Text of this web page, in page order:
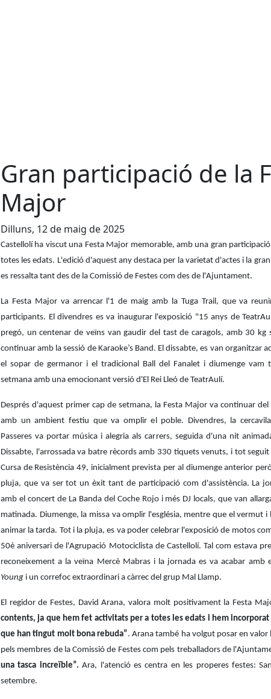
Gran participació de la
Major
Dilluns, 12 de maig de 2025
Castellolí ha viscut una Festa Major memorable, amb una gran
totes les edats. L'edició d'aquest any destaca per la varietat d'actes i la
es ressalta tant des de la Comissió de Festes com des de l'Ajuntament.
La Festa Major va arrencar l'1 de maig amb la Tuga Trail, que va
participants. El divendres es va inaugurar l'exposició "15 anys de
pregó, un centenar de veïns van gaudir del tast de caragols, amb 30 kg
continuar amb la sessió de Karaoke’s Band. El dissabte, es van organitzar
el sopar de germanor i el tradicional Ball del Fanalet i diumenge vam
setmana amb una emocionant versió d'El Rei Lleó de TeatrAulí.
Després d'aquest primer cap de setmana, la Festa Major va continuar
amb un ambient festiu que va omplir el poble. Divendres, la cercavila
Passeres va portar música i alegria als carrers, seguida d'una nit
Dissabte, l'arrossada va batre rècords amb 330 tiquets venuts, i tot seguit
Cursa de Resistència 49, inicialment prevista per al diumenge anterior
pluja, que va ser tot un èxit tant de participació com d'assistència. La
amb el concert de La Banda del Coche Rojo i més DJ locals, que van
matinada. Diumenge, la missa va omplir l'església, mentre que el vermut i
animar la tarda. Tot i la pluja, es va poder celebrar l'exposició de motos
50è aniversari de l'Agrupació Motociclista de Castellolí. Tal com estava
reconeixement a la veïna Mercè Mabras i la jornada es va acabar amb
Young i un correfoc extraordinari a càrrec del grup Mal Llamp.
El regidor de Festes, David Arana, valora molt positivament la Festa
contents, ja que hem fet activitats per a totes les edats i hem
que han tingut molt bona rebuda”. Arana també ha volgut posar en
pels membres de la Comissió de Festes com pels treballadors de
una tasca increïble”.Ara, l'atenció es centra en les properes festes:
setembre.